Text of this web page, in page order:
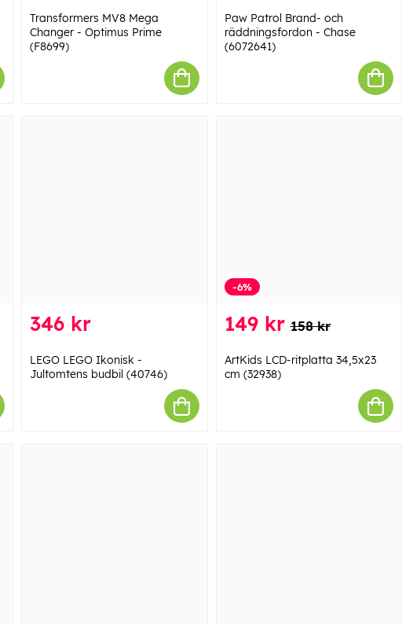
Transformers MV8 Mega
Changer - Optimus Prime
(F8699)
Paw Patrol Brand- och
räddningsfordon - Chase
(6072641)
346 kr
LEGO LEGO Ikonisk -
Jultomtens budbil (40746)
-6%
149 kr 158 kr
ArtKids LCD-ritplatta 34,5x23
cm (32938)